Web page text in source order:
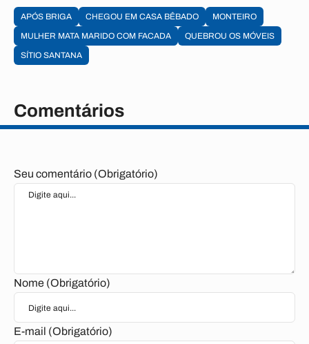
APÓS BRIGA CHEGOU EM CASA BÊBADO
MONTEIRO
MULHER MATA MARIDO COM FACADA
QUEBROU OS MÓVEIS
SÍTIO SANTANA
Comentários
Seu comentário (Obrigatório)
Nome (Obrigatório)
E-mail (Obrigatório)